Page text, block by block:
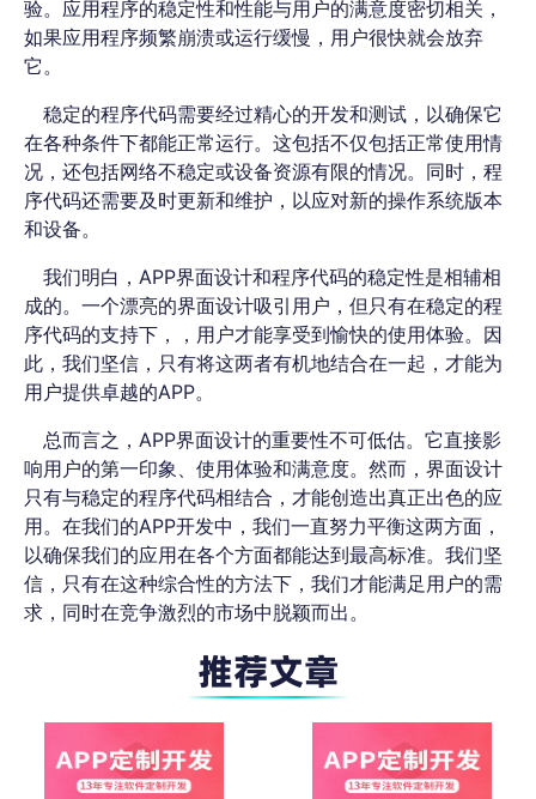
验。应用程序的稳定性和性能与用户的满意度密切相关，
如果应用程序频繁崩溃或运行缓慢，用户很快就会放弃
它。
稳定的程序代码需要经过精心的开发和测试，以确保它
在各种条件下都能正常运行。这包括不仅包括正常使用情
况，还包括网络不稳定或设备资源有限的情况。同时，程
序代码还需要及时更新和维护，以应对新的操作系统版本
和设备。
我们明白，APP界面设计和程序代码的稳定性是相辅相
成的。一个漂亮的界面设计吸引用户，但只有在稳定的程
序代码的支持下，，用户才能享受到愉快的使用体验。因
此，我们坚信，只有将这两者有机地结合在一起，才能为
用户提供卓越的APP。
总而言之，APP界面设计的重要性不可低估。它直接影
响用户的第一印象、使用体验和满意度。然而，界面设计
只有与稳定的程序代码相结合，才能创造出真正出色的应
用。在我们的APP开发中，我们一直努力平衡这两方面，
以确保我们的应用在各个方面都能达到最高标准。我们坚
信，只有在这种综合性的方法下，我们才能满足用户的需
求，同时在竞争激烈的市场中脱颖而出。